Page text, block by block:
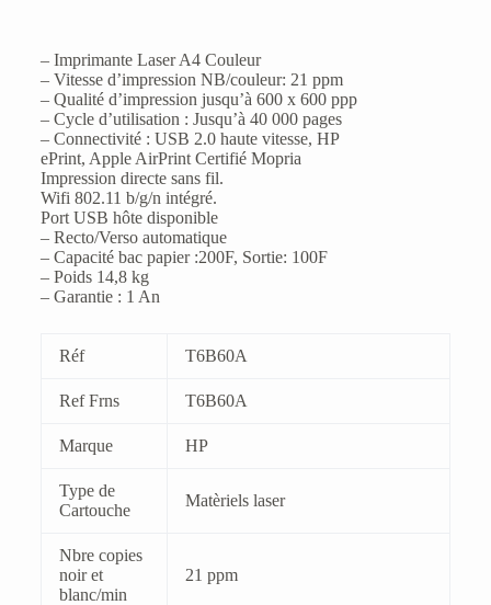
– Imprimante Laser A4 Couleur
– Vitesse d’impression NB/couleur: 21 ppm
– Qualité d’impression jusqu’à 600 x 600 ppp
– Cycle d’utilisation : Jusqu’à 40 000 pages
– Connectivité : USB 2.0 haute vitesse, HP
ePrint, Apple AirPrint Certifié Mopria
Impression directe sans fil.
Wifi 802.11 b/g/n intégré.
Port USB hôte disponible
– Recto/Verso automatique
– Capacité bac papier :200F, Sortie: 100F
– Poids 14,8 kg
– Garantie : 1 An
Réf T6B60A
Ref Frns T6B60A
Marque HP
Type de
Cartouche
Matèriels laser
Nbre copies
noir et
blanc/min
21 ppm